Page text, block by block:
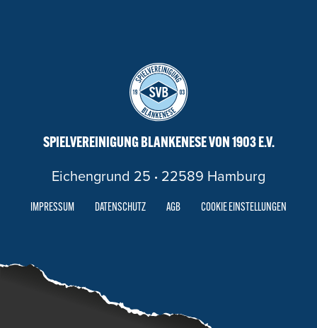
SPIELVEREINIGUNG BLANKENESE VON 1903 E.V.
Eichengrund 25 · 22589 Hamburg
IMPRESSUM DATENSCHUTZ AGB COOKIE EINSTELLUNGEN